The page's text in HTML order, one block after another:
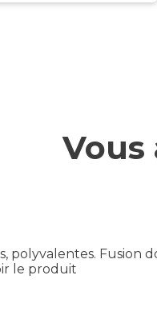
Vous
polyvalentes.
le produit